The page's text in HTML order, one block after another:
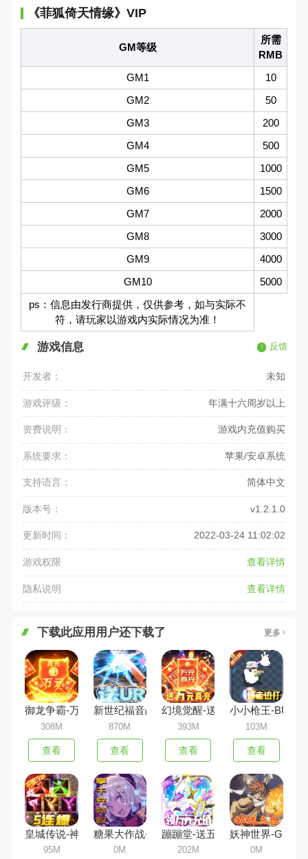
《菲狐倚天情缘》VIP
GM等级
所需
RMB
GM1
10
GM2
50
GM3
200
GM4
500
GM5
1000
GM6
1500
GM7
2000
GM8
3000
GM9
4000
GM10
5000
ps：信息由发行商提供，仅供参考，如与实际不
符，请玩家以游戏内实际情况为准！
游戏信息 反馈
开发者： 未知
游戏评级： 年满十六周岁以上
资费说明： 游戏内充值购买
系统要求： 苹果/安卓系统
支持语言： 简体中文
版本号： v1.2.1.0
更新时间： 2022-03-24 11:02:02
游戏权限 查看详情
隐私说明 查看详情
下载此应用用户还下载了 更多
御龙争霸-万充毒佗版
308M
查看
新世纪福音战士：破晓-送UR真充
870M
查看
幻境觉醒-送UR10000真充
393M
查看
小小枪王-BUG
103M
查看
皇城传说-神器无限刀
95M
糖果大作战-送千充特权
0M
蹦蹦堂-送五星阿尔宙斯
202M
妖神世界-GM点
0M